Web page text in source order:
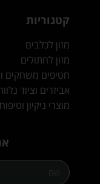
קטגוריות
מזון לכלבים
מזון לחתולים
חטיפים משחקים
אביזרים וציוד
מוצרי ניקיון וטיפוח